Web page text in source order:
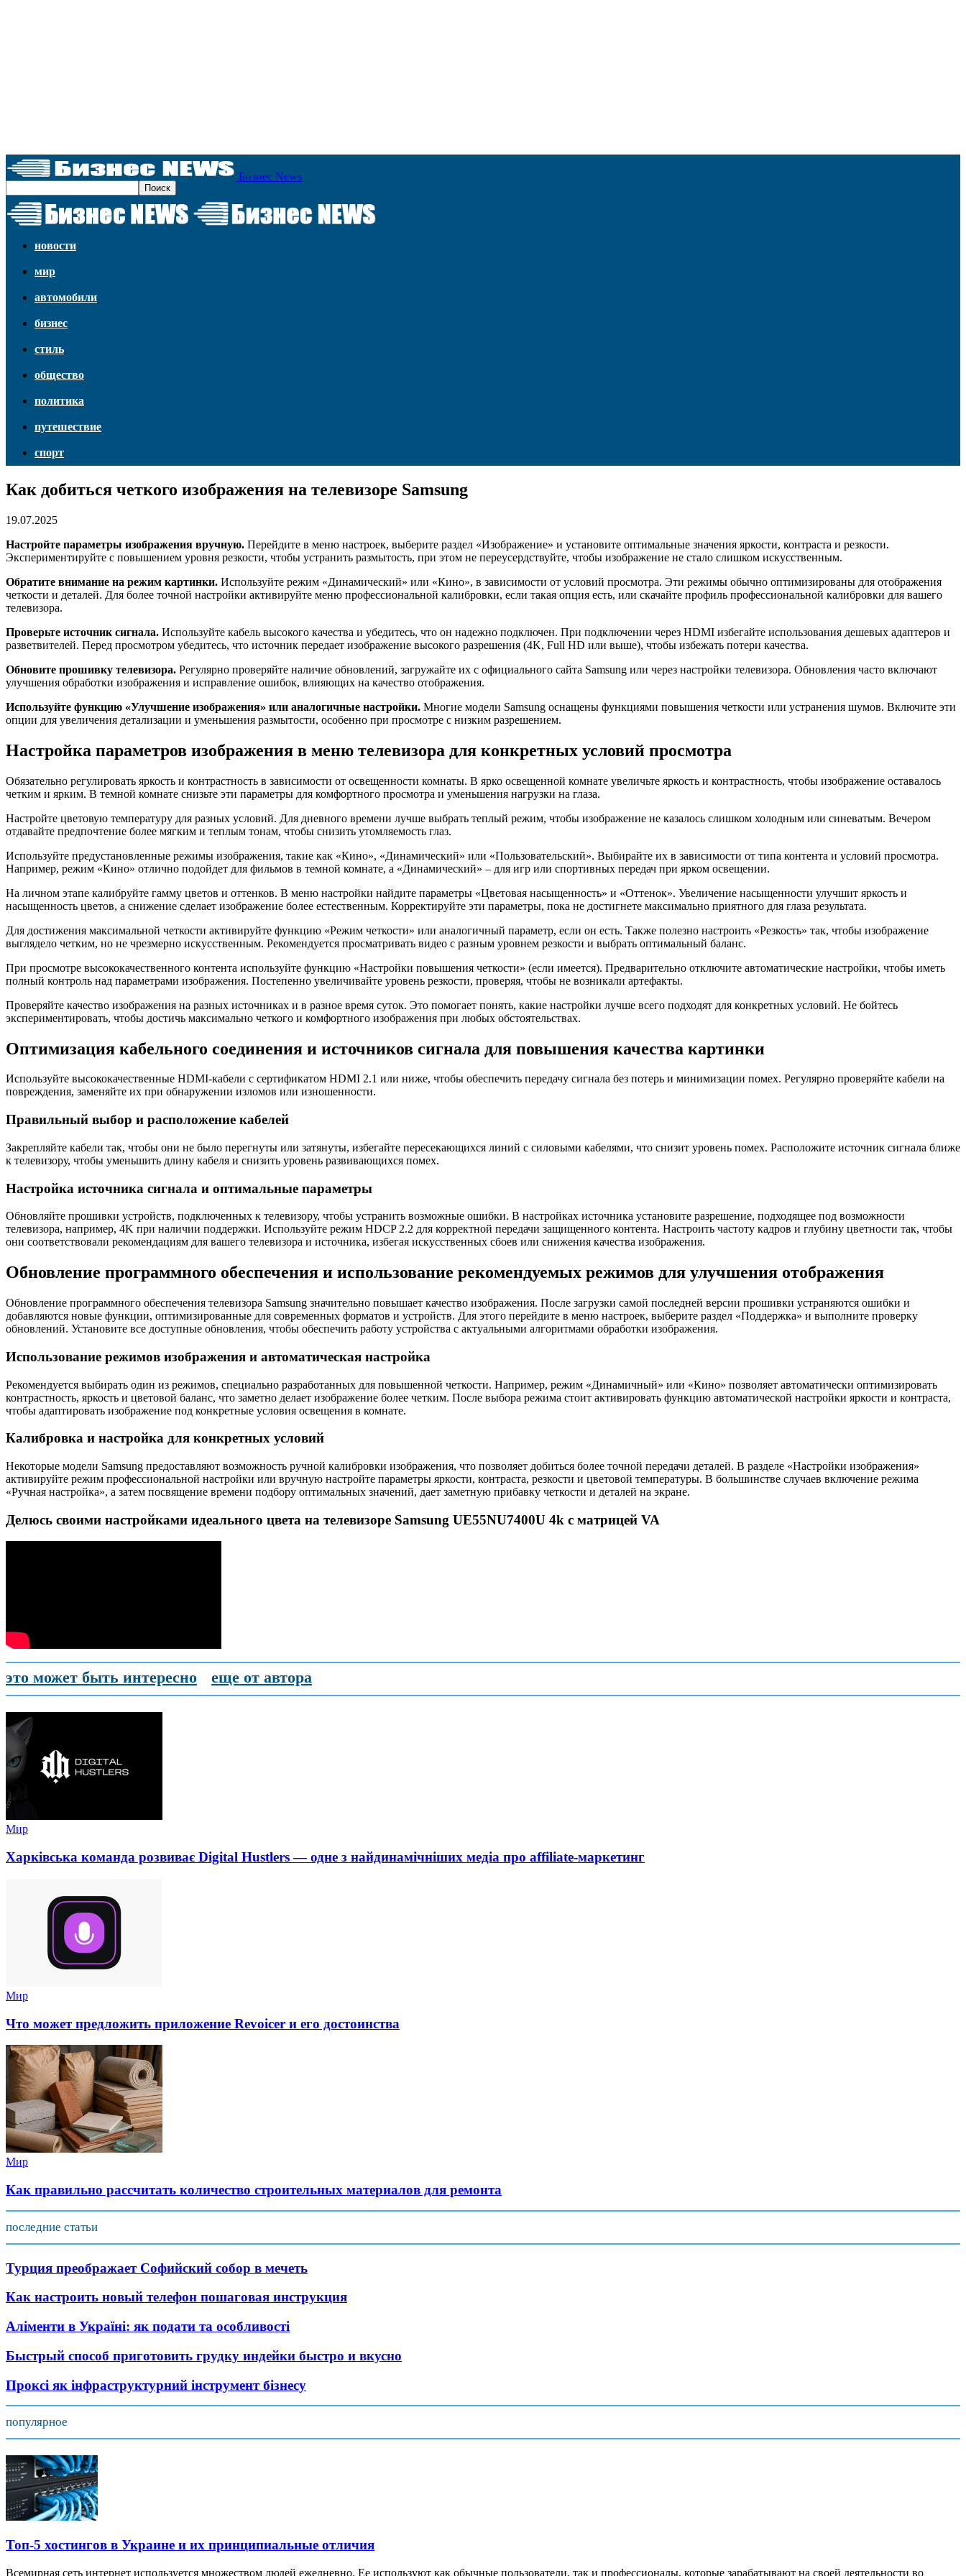
Бизнес News
новости
мир
автомобили
бизнес
стиль
общество
политика
путешествие
спорт
Как добиться четкого изображения на телевизоре Samsung
19.07.2025
Настройте параметры изображения вручную. Перейдите в меню настроек, выберите раздел «Изображение» и установите оптимальные значения яркости, контраста и резкости.
Экспериментируйте с повышением уровня резкости, чтобы устранить размытость, при этом не переусердствуйте, чтобы изображение не стало слишком искусственным.
Обратите внимание на режим картинки. Используйте режим «Динамический» или «Кино», в зависимости от условий просмотра. Эти режимы обычно оптимизированы для отображения
четкости и деталей. Для более точной настройки активируйте меню профессиональной калибровки, если такая опция есть, или скачайте профиль профессиональной калибровки для вашего
телевизора.
Проверьте источник сигнала. Используйте кабель высокого качества и убедитесь, что он надежно подключен. При подключении через HDMI избегайте использования дешевых адаптеров и
разветвителей. Перед просмотром убедитесь, что источник передает изображение высокого разрешения (4K, Full HD или выше), чтобы избежать потери качества.
Обновите прошивку телевизора. Регулярно проверяйте наличие обновлений, загружайте их с официального сайта Samsung или через настройки телевизора. Обновления часто включают
улучшения обработки изображения и исправление ошибок, влияющих на качество отображения.
Используйте функцию «Улучшение изображения» или аналогичные настройки. Многие модели Samsung оснащены функциями повышения четкости или устранения шумов. Включите эти
опции для увеличения детализации и уменьшения размытости, особенно при просмотре с низким разрешением.
Настройка параметров изображения в меню телевизора для конкретных условий просмотра
Обязательно регулировать яркость и контрастность в зависимости от освещенности комнаты. В ярко освещенной комнате увеличьте яркость и контрастность, чтобы изображение оставалось
четким и ярким. В темной комнате снизьте эти параметры для комфортного просмотра и уменьшения нагрузки на глаза.
Настройте цветовую температуру для разных условий. Для дневного времени лучше выбрать теплый режим, чтобы изображение не казалось слишком холодным или синеватым. Вечером
отдавайте предпочтение более мягким и теплым тонам, чтобы снизить утомляемость глаз.
Используйте предустановленные режимы изображения, такие как «Кино», «Динамический» или «Пользовательский». Выбирайте их в зависимости от типа контента и условий просмотра.
Например, режим «Кино» отлично подойдет для фильмов в темной комнате, а «Динамический» – для игр или спортивных передач при ярком освещении.
На личном этапе калибруйте гамму цветов и оттенков. В меню настройки найдите параметры «Цветовая насыщенность» и «Оттенок». Увеличение насыщенности улучшит яркость и
насыщенность цветов, а снижение сделает изображение более естественным. Корректируйте эти параметры, пока не достигнете максимально приятного для глаза результата.
Для достижения максимальной четкости активируйте функцию «Режим четкости» или аналогичный параметр, если он есть. Также полезно настроить «Резкость» так, чтобы изображение
выглядело четким, но не чрезмерно искусственным. Рекомендуется просматривать видео с разным уровнем резкости и выбрать оптимальный баланс.
При просмотре высококачественного контента используйте функцию «Настройки повышения четкости» (если имеется). Предварительно отключите автоматические настройки, чтобы иметь
полный контроль над параметрами изображения. Постепенно увеличивайте уровень резкости, проверяя, чтобы не возникали артефакты.
Проверяйте качество изображения на разных источниках и в разное время суток. Это помогает понять, какие настройки лучше всего подходят для конкретных условий. Не бойтесь
экспериментировать, чтобы достичь максимально четкого и комфортного изображения при любых обстоятельствах.
Оптимизация кабельного соединения и источников сигнала для повышения качества картинки
Используйте высококачественные HDMI-кабели с сертификатом HDMI 2.1 или ниже, чтобы обеспечить передачу сигнала без потерь и минимизации помех. Регулярно проверяйте кабели на
повреждения, заменяйте их при обнаружении изломов или изношенности.
Правильный выбор и расположение кабелей
Закрепляйте кабели так, чтобы они не было перегнуты или затянуты, избегайте пересекающихся линий с силовыми кабелями, что снизит уровень помех. Расположите источник сигнала ближе
к телевизору, чтобы уменьшить длину кабеля и снизить уровень развивающихся помех.
Настройка источника сигнала и оптимальные параметры
Обновляйте прошивки устройств, подключенных к телевизору, чтобы устранить возможные ошибки. В настройках источника установите разрешение, подходящее под возможности
телевизора, например, 4K при наличии поддержки. Используйте режим HDCP 2.2 для корректной передачи защищенного контента. Настроить частоту кадров и глубину цветности так, чтобы
они соответствовали рекомендациям для вашего телевизора и источника, избегая искусственных сбоев или снижения качества изображения.
Обновление программного обеспечения и использование рекомендуемых режимов для улучшения отображения
Обновление программного обеспечения телевизора Samsung значительно повышает качество изображения. После загрузки самой последней версии прошивки устраняются ошибки и
добавляются новые функции, оптимизированные для современных форматов и устройств. Для этого перейдите в меню настроек, выберите раздел «Поддержка» и выполните проверку
обновлений. Установите все доступные обновления, чтобы обеспечить работу устройства с актуальными алгоритмами обработки изображения.
Использование режимов изображения и автоматическая настройка
Рекомендуется выбирать один из режимов, специально разработанных для повышенной четкости. Например, режим «Динамичный» или «Кино» позволяет автоматически оптимизировать
контрастность, яркость и цветовой баланс, что заметно делает изображение более четким. После выбора режима стоит активировать функцию автоматической настройки яркости и контраста,
чтобы адаптировать изображение под конкретные условия освещения в комнате.
Калибровка и настройка для конкретных условий
Некоторые модели Samsung предоставляют возможность ручной калибровки изображения, что позволяет добиться более точной передачи деталей. В разделе «Настройки изображения»
активируйте режим профессиональной настройки или вручную настройте параметры яркости, контраста, резкости и цветовой температуры. В большинстве случаев включение режима
«Ручная настройка», а затем посвящение времени подбору оптимальных значений, дает заметную прибавку четкости и деталей на экране.
Делюсь своими настройками идеального цвета на телевизоре Samsung UE55NU7400U 4k с матрицей VA
это может быть интересно еще от автора
Мир
Харківська команда розвиває Digital Hustlers — одне з найдинамічніших медіа про affiliate-маркетинг
Мир
Что может предложить приложение Revoicer и его достоинства
Мир
Как правильно рассчитать количество строительных материалов для ремонта
последние статьи
Турция преображает Софийский собор в мечеть
Как настроить новый телефон пошаговая инструкция
Аліменти в Україні: як подати та особливості
Быстрый способ приготовить грудку индейки быстро и вкусно
Проксі як інфраструктурний інструмент бізнесу
популярное
Топ-5 хостингов в Украине и их принципиальные отличия
Всемирная сеть интернет используется множеством людей ежедневно. Ее используют как обычные пользователи, так и профессионалы, которые зарабатывают на своей деятельности во